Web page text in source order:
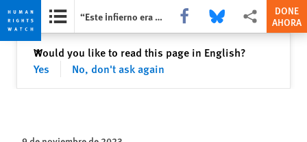
Skip
privacy
Skip
content
“Este infierno era mi única opción” Share this via Facebook
Share this via Bluesky
Share this via
DONE
AHORA
Would you like to read this page in English?
Yes
No, don't ask again
✕Cerrar